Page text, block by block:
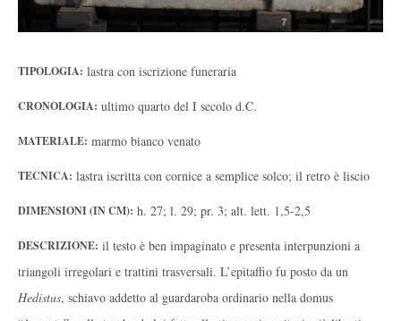
TIPOLOGIA: lastra con iscrizione funeraria
CRONOLOGIA: ultimo quarto del I secolo d.C.
MATERIALE: marmo bianco venato
TECNICA: lastra iscritta con cornice a semplice solco; il retro è liscio
DIMENSIONI (IN CM): h. 27; l. 29; pr. 3; alt. lett. 1,5-2,5
DESCRIZIONE: il testo è ben impaginato e presenta interpunzioni a
triangoli irregolari e trattini trasversali. L’epitaffio fu posto da un
Hedistus, schiavo addetto al guardaroba ordinario nella domus